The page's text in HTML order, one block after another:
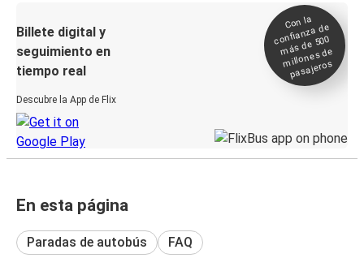
Billete digital y
seguimiento en
tiempo real
Descubre la App de Flix
Con la
confianza de
más de 500
millones de
pasajeros
En esta página
Paradas de autobús FAQ